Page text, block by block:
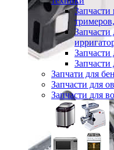
Запчасти
Запчасти
Запчасти
Запчати для
Запчасти для
Запчасти для